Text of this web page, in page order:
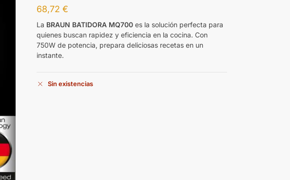
68,72€
La BRAUN BATIDORA MQ700 es la solución perfecta para
quienes buscan rapidez y eficiencia en la cocina. Con
750W de potencia, prepara deliciosas recetas en un
instante.
Sin existencias